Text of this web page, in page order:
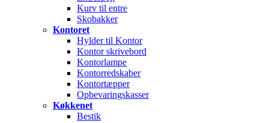
Kurv til entre
Skobakker
Kontoret
Hylder til Kontor
Kontor skrivebord
Kontorlampe
Kontorredskaber
Kontortæpper
Opbevaringskasser
Køkkenet
Bestik